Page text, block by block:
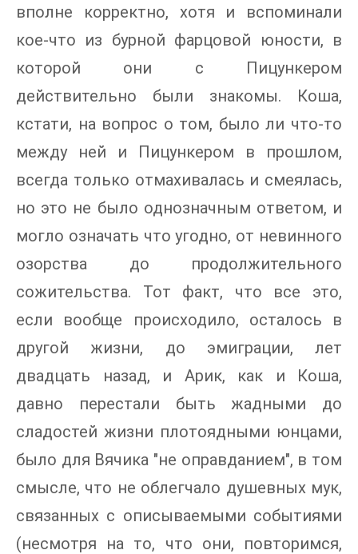
вполне корректно, хотя и вспоминали
кое-что из бурной фарцовой юности, в
которой они с Пицункером
действительно были знакомы. Коша,
кстати, на вопрос о том, было ли что-то
между ней и Пицункером в прошлом,
всегда только отмахивалась и смеялась,
но это не было однозначным ответом, и
могло означать что угодно, от невинного
озорства до продолжительного
сожительства. Тот факт, что все это,
если вообще происходило, осталось в
другой жизни, до эмиграции, лет
двадцать назад, и Арик, как и Коша,
давно перестали быть жадными до
сладостей жизни плотоядными юнцами,
было для Вячика "не оправданием", в том
смысле, что не облегчало душевных мук,
связанных с описываемыми событиями
(несмотря на то, что они, повторимся,